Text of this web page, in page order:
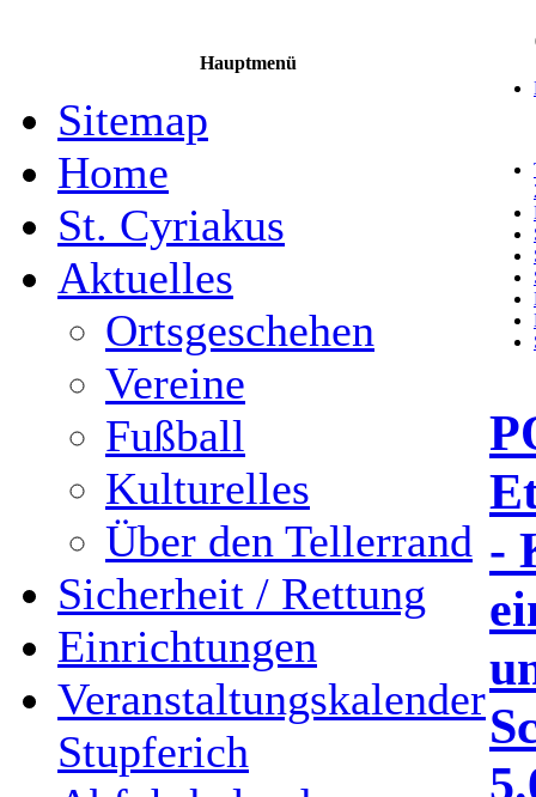
Hauptmenü
Sitemap
Home
St. Cyriakus
Aktuelles
Ortsgeschehen
Vereine
Fußball
Kulturelles
Über den Tellerrand
Sicherheit / Rettung
Einrichtungen
Veranstaltungskalender
Stupferich
-